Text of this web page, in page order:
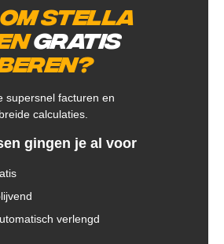
Stella
gratis
supersnel facturen en
calculaties.
gingen je al voor
verlengd